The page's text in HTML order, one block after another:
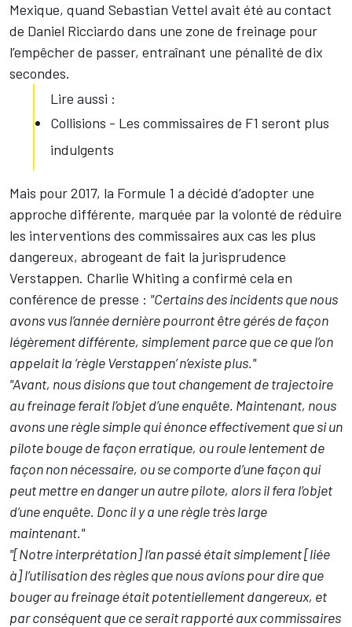
Mexique, quand Sebastian Vettel avait été au contact
de Daniel Ricciardo dans une zone de freinage pour
l’empêcher de passer, entraînant une pénalité de dix
secondes.
Lire aussi :
Collisions - Les commissaires de F1 seront plus
indulgents
Mais pour 2017, la Formule 1 a décidé d’adopter une
approche différente, marquée par la volonté de réduire
les interventions des commissaires aux cas les plus
dangereux, abrogeant de fait la jurisprudence
Verstappen. Charlie Whiting a confirmé cela en
conférence de presse : "Certains des incidents que nous
avons vus l’année dernière pourront être gérés de façon
légèrement différente, simplement parce que ce que l’on
appelait la ‘règle Verstappen’ n’existe plus."
"Avant, nous disions que tout changement de trajectoire
au freinage ferait l’objet d’une enquête. Maintenant, nous
avons une règle simple qui énonce effectivement que si un
pilote bouge de façon erratique, ou roule lentement de
façon non nécessaire, ou se comporte d’une façon qui
peut mettre en danger un autre pilote, alors il fera l’objet
d’une enquête. Donc il y a une règle très large
maintenant."
"[Notre interprétation] l’an passé était simplement [liée
à] l’utilisation des règles que nous avions pour dire que
bouger au freinage était potentiellement dangereux, et
par conséquent que ce serait rapporté aux commissaires